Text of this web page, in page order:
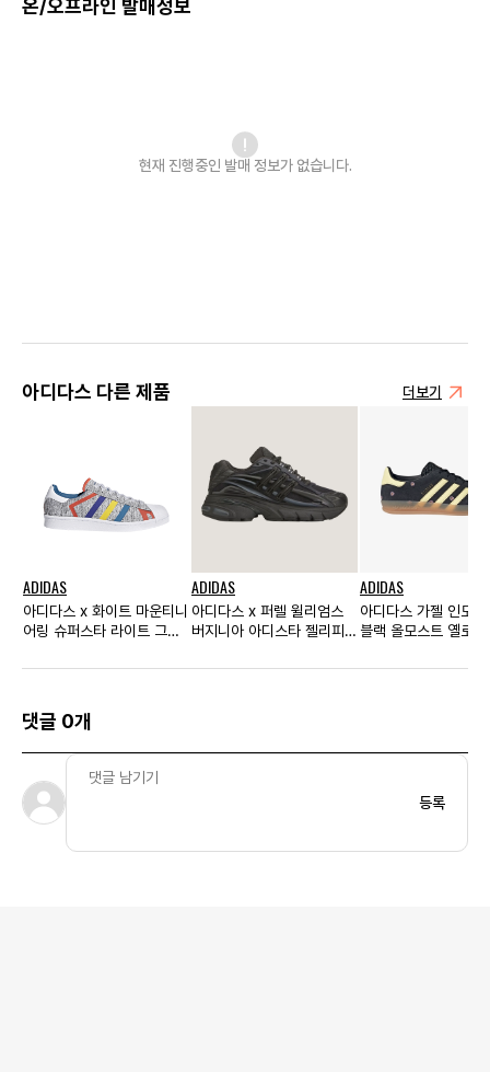
온/오프라인 발매정보
현재 진행중인 발매 정보가 없습니다.
아디다스 다른 제품 더보기
ADIDAS
아디다스 x 화이트 마운티니
어링 슈퍼스타 라이트 그레
ADIDAS
아디다스 x 퍼렐 윌리엄스
버지니아 아디스타 젤리피쉬
ADIDAS
아디다스 가젤 인도
블랙 올모스트 옐로
댓글 0개
등록